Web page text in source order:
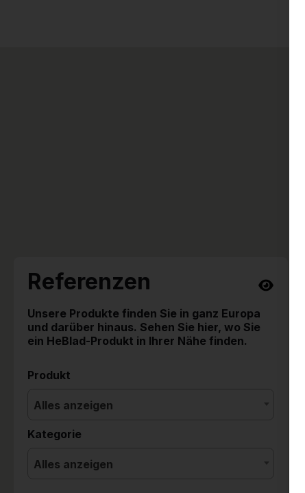
Referenzen
Unsere Produkte finden Sie in ganz Europa
und darüber hinaus. Sehen Sie hier, wo Sie
ein HeBlad-Produkt in Ihrer Nähe finden.
Produkt
Alles anzeigen
Kategorie
Alles anzeigen